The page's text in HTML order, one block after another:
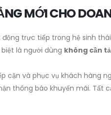
MỚI CHO
trực tiếp trong hệ sinh
là người dùng không cần
cận và phục vụ khách hàng
thông báo khuyến mãi. Tất